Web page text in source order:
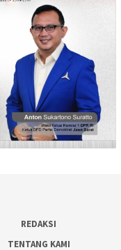
REDAKSI
TENTANG KAMI